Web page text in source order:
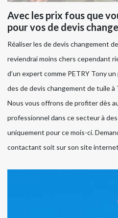
Avec les prix fous que
pour vos de devis
Réaliser les de devis changement
reviendrai moins chers cependant
d’un expert comme PETRY Tony
des de devis changement de tuile à
Nous vous offrons de profiter dès
professionnel dans ce secteur à
uniquement pour ce mois-ci.
contactant soit sur son site